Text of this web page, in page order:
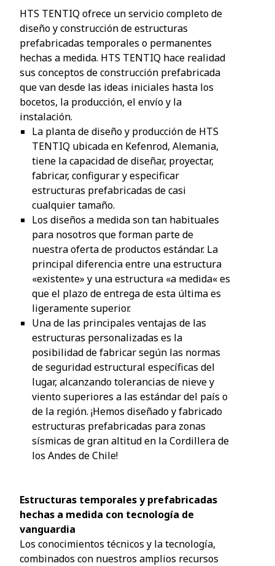
HTS TENTIQ ofrece un servicio completo de
diseño y construcción de estructuras
prefabricadas temporales o permanentes
hechas a medida. HTS TENTIQ hace realidad
sus conceptos de construcción prefabricada
que van desde las ideas iniciales hasta los
bocetos, la producción, el envío y la
instalación.
La planta de diseño y producción de HTS
TENTIQ ubicada en Kefenrod, Alemania,
tiene la capacidad de diseñar, proyectar,
fabricar, configurar y especificar
estructuras prefabricadas de casi
cualquier tamaño.
Los diseños a medida son tan habituales
para nosotros que forman parte de
nuestra oferta de productos estándar. La
principal diferencia entre una estructura
«existente» y una estructura «a medida« es
que el plazo de entrega de esta última es
ligeramente superior.
Una de las principales ventajas de las
estructuras personalizadas es la
posibilidad de fabricar según las normas
de seguridad estructural específicas del
lugar, alcanzando tolerancias de nieve y
viento superiores a las estándar del país o
de la región. ¡Hemos diseñado y fabricado
estructuras prefabricadas para zonas
sísmicas de gran altitud en la Cordillera de
los Andes de Chile!
Estructuras temporales y prefabricadas
hechas a medida con tecnología de
vanguardia
Los conocimientos técnicos y la tecnología,
combinados con nuestros amplios recursos